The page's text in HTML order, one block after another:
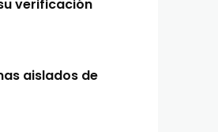
verificación
aislados de